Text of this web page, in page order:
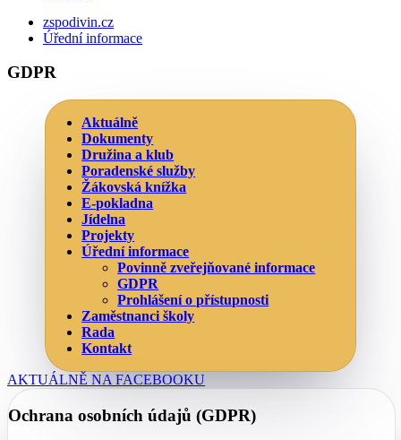
zspodivin.cz
Úřední informace
GDPR
Aktuálně
Dokumenty
Družina a klub
Poradenské služby
Žákovská knížka
E-pokladna
Jídelna
Projekty
Úřední informace
Povinně zveřejňované informace
GDPR
Prohlášení o přístupnosti
Zaměstnanci školy
Rada
Kontakt
AKTUÁLNĚ NA FACEBOOKU
Ochrana osobních údajů (GDPR)